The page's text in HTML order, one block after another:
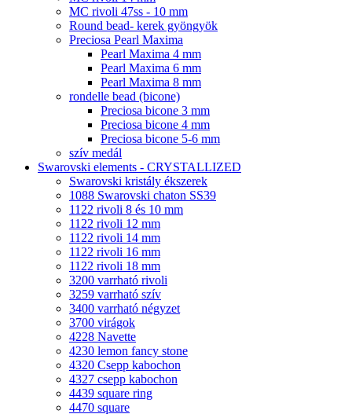
MC rivoli 47ss - 10 mm
Round bead- kerek gyöngyök
Preciosa Pearl Maxima
Pearl Maxima 4 mm
Pearl Maxima 6 mm
Pearl Maxima 8 mm
rondelle bead (bicone)
Preciosa bicone 3 mm
Preciosa bicone 4 mm
Preciosa bicone 5-6 mm
szív medál
Swarovski elements - CRYSTALLIZED
Swarovski kristály ékszerek
1088 Swarovski chaton SS39
1122 rivoli 8 és 10 mm
1122 rivoli 12 mm
1122 rivoli 14 mm
1122 rivoli 16 mm
1122 rivoli 18 mm
3200 varrható rivoli
3259 varrható szív
3400 varrható négyzet
3700 virágok
4228 Navette
4230 lemon fancy stone
4320 Csepp kabochon
4327 csepp kabochon
4439 square ring
4470 square